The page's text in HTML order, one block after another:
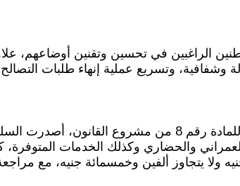
الراغبين في تحسين وتقنين أوضاعهم،
وتسريع عملية إنهاء طلبات التصالح
كما قام قانون التصالح بتحديد قيمة رسوم التصالح في مخالفات البناء،
والحضاري وكذلك الخدمات
يتجاوز ألفين وخمسمائة جنيه، مع مراجعة